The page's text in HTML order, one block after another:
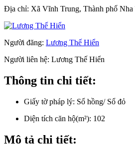
Địa chỉ: Xã Vĩnh Trung, Thành phố Nha
Người đăng: Lương Thế Hiển
Người liên hệ: Lương Thế Hiển
Thông tin chi tiết:
Giấy tờ pháp lý: Sổ hồng/ Sổ đỏ
Diện tích căn hộ(m²): 102
Mô tả chi tiết: